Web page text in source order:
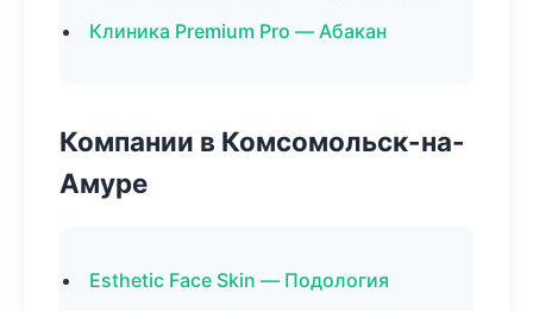
Клиника Premium Pro — Абакан
Компании в Комсомольск-на-
Амуре
Esthetic Face Skin — Подология